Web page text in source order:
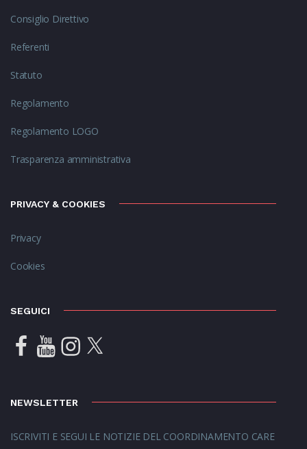
Consiglio Direttivo
Referenti
Statuto
Regolamento
Regolamento LOGO
Trasparenza amministrativa
PRIVACY & COOKIES
Privacy
Cookies
SEGUICI
NEWSLETTER
ISCRIVITI E SEGUI LE NOTIZIE DEL COORDINAMENTO CARE